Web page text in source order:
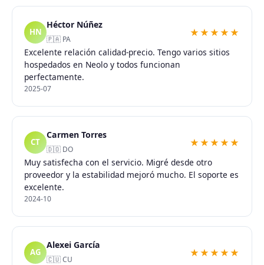
HN
Héctor Núñez
🇵🇦 PA
★★★★★
Excelente relación calidad-precio. Tengo varios sitios
hospedados en Neolo y todos funcionan
perfectamente.
2025-07
CT
Carmen Torres
🇩🇴 DO
★★★★★
Muy satisfecha con el servicio. Migré desde otro
proveedor y la estabilidad mejoró mucho. El soporte es
excelente.
2024-10
AG
Alexei García
🇨🇺 CU
★★★★★